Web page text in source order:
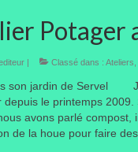
Potager
| Classé dans : Ateliers
son jardin de Servel
depuis le printemps
avons parlé compost,
de la houe pour faire